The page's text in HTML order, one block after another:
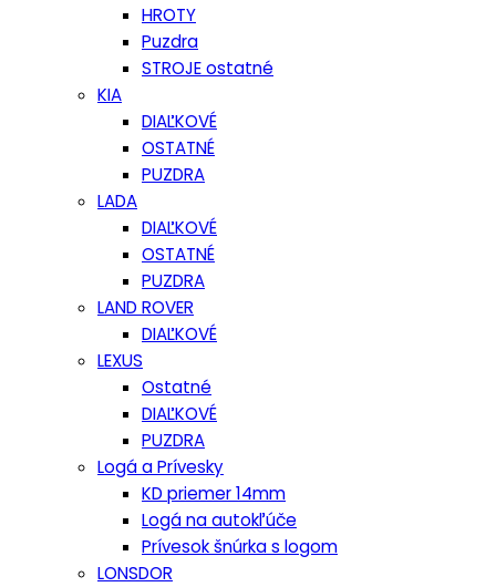
HROTY
Puzdra
STROJE ostatné
KIA
DIAĽKOVÉ
OSTATNÉ
PUZDRA
LADA
DIAĽKOVÉ
OSTATNÉ
PUZDRA
LAND ROVER
DIAĽKOVÉ
LEXUS
Ostatné
DIAĽKOVÉ
PUZDRA
Logá a Prívesky
KD priemer 14mm
Logá na autokľúče
Prívesok šnúrka s logom
LONSDOR